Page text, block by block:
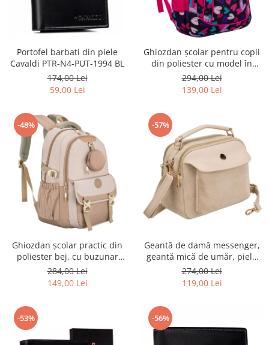
Portofel barbati din piele
Cavaldi PTR-N4-PUT-1994 BL
174,00 Lei
59,00 Lei
Ghiozdan școlar pentru copii
din poliester cu model în
formă de inimă - Peterson
PTR-PTN BIEDRONKA G54
294,00 Lei
139,00 Lei
-48%
Ghiozdan școlar practic din
poliester bej, cu buzunar
suplimentar și spațiu pentru
o sticlă de apă - Peterson PTR-
PTN 8610-1341 BEIGE
284,00 Lei
149,00 Lei
-57%
Geantă de damă messenger,
geantă mică de umăr, piele
ecologică, geantă bej cu
fermoar la modă - Peterson
PTR-PTN MX02-P-7717-D.BE
274,00 Lei
119,00 Lei
-53% -56%